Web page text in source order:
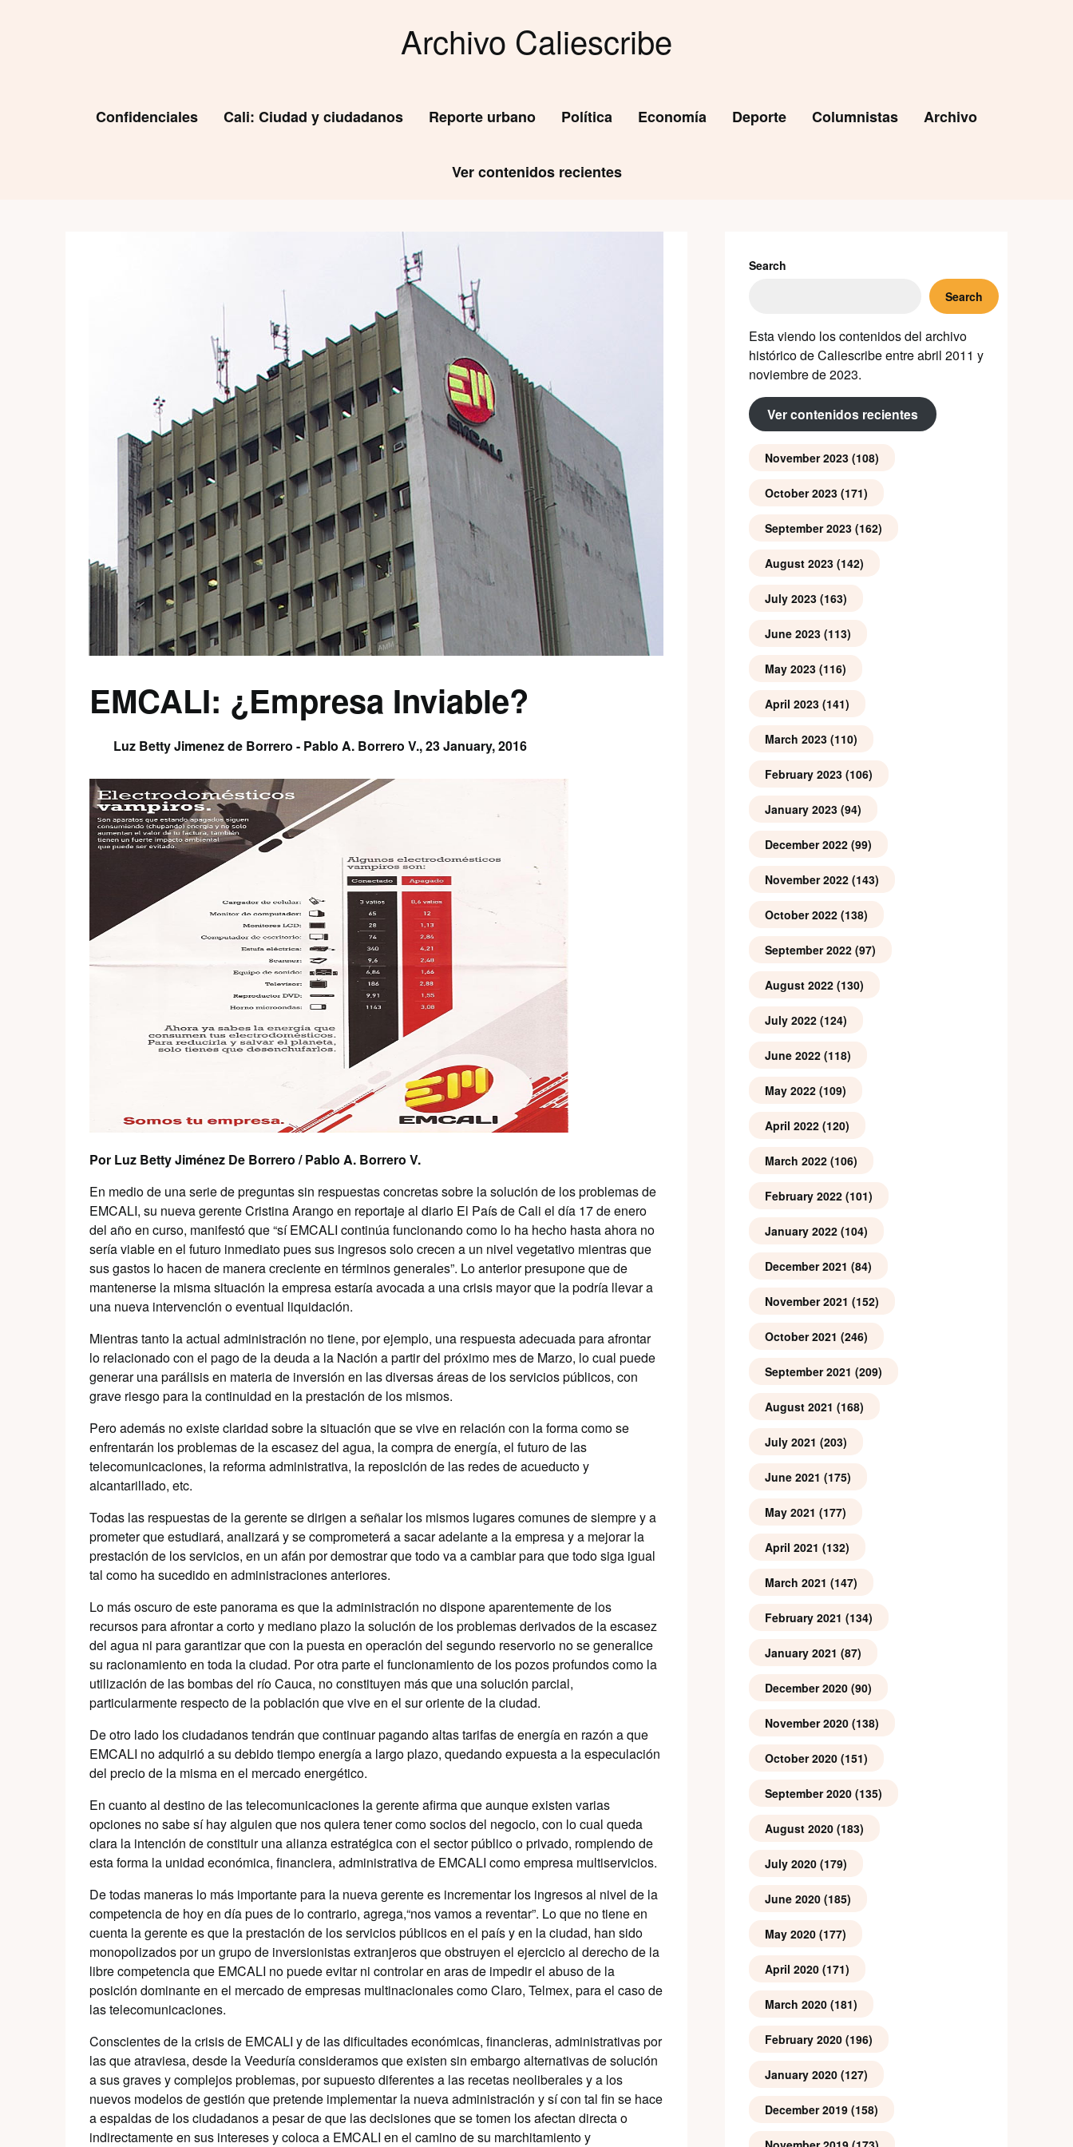
Archivo Caliescribe
Confidenciales Cali: Ciudad y ciudadanos Reporte urbano Política Economía Deporte Columnistas Archivo
Ver contenidos recientes
EMCALI: ¿Empresa Inviable?
Luz Betty Jimenez de Borrero - Pablo A. Borrero V.,23 January, 2016
Por Luz Betty Jiménez De Borrero / Pablo A. Borrero V.
En medio de una serie de preguntas sin respuestas concretas sobre la solución de los problemas de
EMCALI, su nueva gerente Cristina Arango en reportaje al diario El País de Cali el día 17 de enero
del año en curso, manifestó que “sí EMCALI continúa funcionando como lo ha hecho hasta ahora no
sería viable en el futuro inmediato pues sus ingresos solo crecen a un nivel vegetativo mientras que
sus gastos lo hacen de manera creciente en términos generales”. Lo anterior presupone que de
mantenerse la misma situación la empresa estaría avocada a una crisis mayor que la podría llevar a
una nueva intervención o eventual liquidación.
Mientras tanto la actual administración no tiene, por ejemplo, una respuesta adecuada para afrontar
lo relacionado con el pago de la deuda a la Nación a partir del próximo mes de Marzo, lo cual puede
generar una parálisis en materia de inversión en las diversas áreas de los servicios públicos, con
grave riesgo para la continuidad en la prestación de los mismos.
Pero además no existe claridad sobre la situación que se vive en relación con la forma como se
enfrentarán los problemas de la escasez del agua, la compra de energía, el futuro de las
telecomunicaciones, la reforma administrativa, la reposición de las redes de acueducto y
alcantarillado, etc.
Todas las respuestas de la gerente se dirigen a señalar los mismos lugares comunes de siempre y a
prometer que estudiará, analizará y se comprometerá a sacar adelante a la empresa y a mejorar la
prestación de los servicios, en un afán por demostrar que todo va a cambiar para que todo siga igual
tal como ha sucedido en administraciones anteriores.
Lo más oscuro de este panorama es que la administración no dispone aparentemente de los
recursos para afrontar a corto y mediano plazo la solución de los problemas derivados de la escasez
del agua ni para garantizar que con la puesta en operación del segundo reservorio no se generalice
su racionamiento en toda la ciudad. Por otra parte el funcionamiento de los pozos profundos como la
utilización de las bombas del río Cauca, no constituyen más que una solución parcial,
particularmente respecto de la población que vive en el sur oriente de la ciudad.
De otro lado los ciudadanos tendrán que continuar pagando altas tarifas de energía en razón a que
EMCALI no adquirió a su debido tiempo energía a largo plazo, quedando expuesta a la especulación
del precio de la misma en el mercado energético.
En cuanto al destino de las telecomunicaciones la gerente afirma que aunque existen varias
opciones no sabe sí hay alguien que nos quiera tener como socios del negocio, con lo cual queda
clara la intención de constituir una alianza estratégica con el sector público o privado, rompiendo de
esta forma la unidad económica, financiera, administrativa de EMCALI como empresa multiservicios.
De todas maneras lo más importante para la nueva gerente es incrementar los ingresos al nivel de la
competencia de hoy en día pues de lo contrario, agrega,“nos vamos a reventar”. Lo que no tiene en
cuenta la gerente es que la prestación de los servicios públicos en el país y en la ciudad, han sido
monopolizados por un grupo de inversionistas extranjeros que obstruyen el ejercicio al derecho de la
libre competencia que EMCALI no puede evitar ni controlar en aras de impedir el abuso de la
posición dominante en el mercado de empresas multinacionales como Claro, Telmex, para el caso de
las telecomunicaciones.
Conscientes de la crisis de EMCALI y de las dificultades económicas, financieras, administrativas por
las que atraviesa, desde la Veeduría consideramos que existen sin embargo alternativas de solución
a sus graves y complejos problemas, por supuesto diferentes a las recetas neoliberales y a los
nuevos modelos de gestión que pretende implementar la nueva administración y sí con tal fin se hace
a espaldas de los ciudadanos a pesar de que las decisiones que se tomen los afectan directa o
indirectamente en sus intereses y coloca a EMCALI en el camino de su marchitamiento y
Search
Search
Esta viendo los contenidos del archivo
histórico de Caliescribe entre abril 2011 y
noviembre de 2023.
Ver contenidos recientes
November 2023(108)
October 2023(171)
September 2023(162)
August 2023(142)
July 2023(163)
June 2023(113)
May 2023(116)
April 2023(141)
March 2023(110)
February 2023(106)
January 2023(94)
December 2022(99)
November 2022(143)
October 2022(138)
September 2022(97)
August 2022(130)
July 2022(124)
June 2022(118)
May 2022(109)
April 2022(120)
March 2022(106)
February 2022(101)
January 2022(104)
December 2021 (84)
November 2021 (152)
October 2021 (246)
September 2021 (209)
August 2021 (168)
July 2021 (203)
June 2021 (175)
May 2021 (177)
April 2021 (132)
March 2021 (147)
February 2021 (134)
January 2021 (87)
December 2020(90)
November 2020(138)
October 2020(151)
September 2020(135)
August 2020(183)
July 2020(179)
June 2020(185)
May 2020(177)
April 2020(171)
March 2020(181)
February 2020(196)
January 2020(127)
December 2019(158)